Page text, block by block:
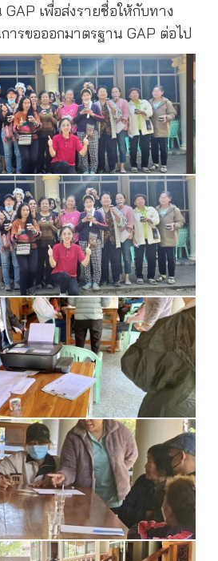
เพื่อส่งรายชื่อให้กับทาง
ารขอออกมาตรฐาน GAP ต่อไป